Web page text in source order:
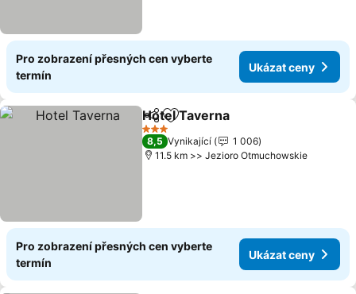
Pro zobrazení přesných cen vyberte
termín
Ukázat ceny
SdíletPřidat na seznam oblíbených
Hotel Taverna
3 Počet hvězdiček
8,5 Vynikající
1 006
11.5 km >> Jezioro Otmuchowskie
Pro zobrazení přesných cen vyberte
termín
Ukázat ceny